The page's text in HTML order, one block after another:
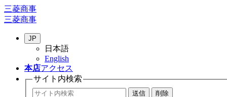
三菱商事
三菱商事
JP
日本語
English
本店アクセス
サイト内検索